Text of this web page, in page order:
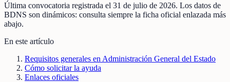
Última convocatoria registrada el 31 de julio de 2026. Los datos de
BDNS son dinámicos: consulta siempre la ficha oficial enlazada más
abajo.
En este artículo
Requisitos generales en Administración General del Estado
Cómo solicitar la ayuda
Enlaces oficiales